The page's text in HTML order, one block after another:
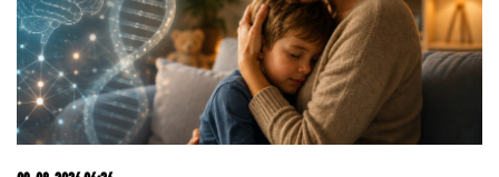
03. 08. 2026 07:31
25.000 kupaca već kupuje uz PerSu Extra. A ti? Saznaj